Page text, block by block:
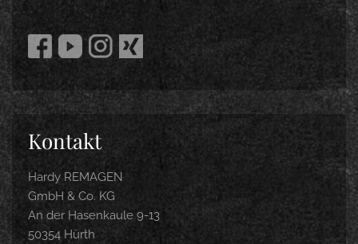
Kontakt
Hardy REMAGEN
GmbH & Co. KG
An der Hasenkaule 9-13
50354 Hürth